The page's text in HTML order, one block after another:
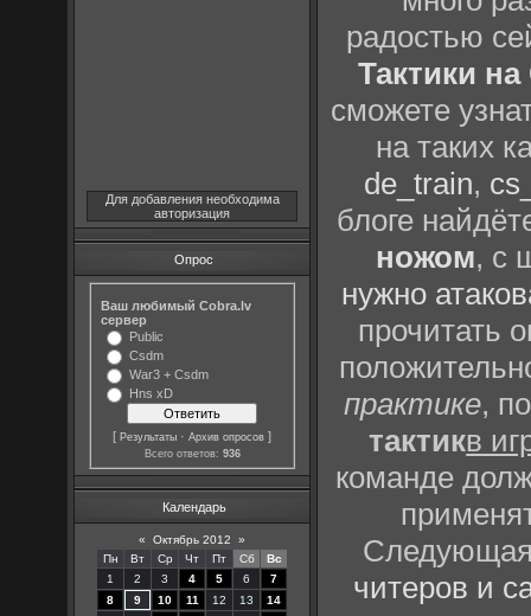
Для добавления необходима
авторизация
Опрос
Ваш любимый Cobra.lv
сервер
Public
Csdm
War3 + Csdm
Hns xD
[Результаты ·Архив опросов ]
Всего ответов: 936
Календарь
« Октябрь 2012
»
Пн
Вт Ср Чт Пт Сб
Вс
1
2 3 4 5 6
7
8
9 10 11 12 13
14
радостью
Тактики
сможете
на таких
de_train,
блоге
ножом, с
нужно
прочитать
практике,
тактикв
команде
Следующая
читеров и